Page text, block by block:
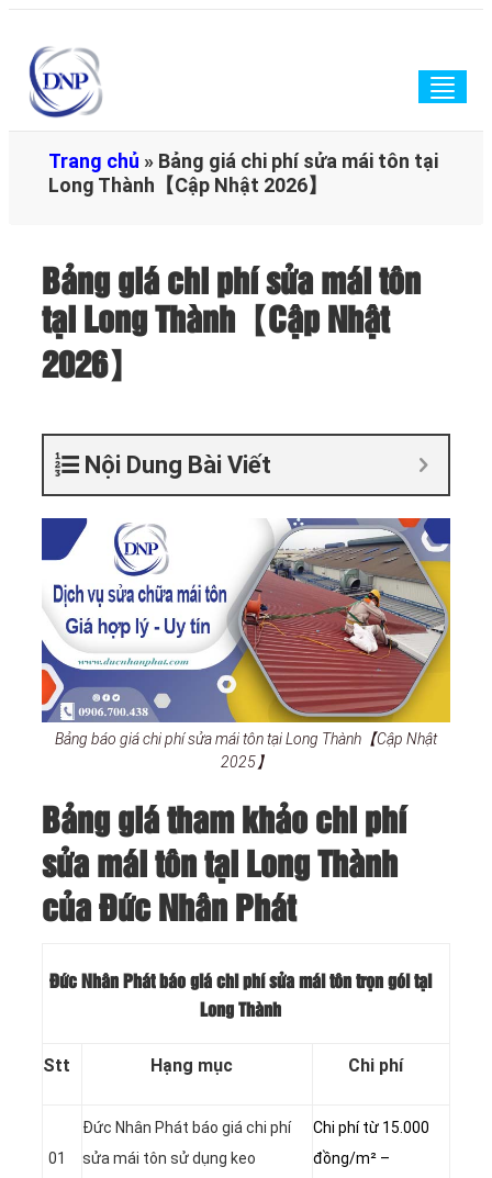
Trang chủ » Bảng giá chi phí sửa mái tôn tại
Long Thành【Cập Nhật 2026】
Bảng giá chi phí sửa mái tôn
tại Long Thành【Cập Nhật
2026】
Nội Dung Bài Viết
Bảng báo giá chi phí sửa mái tôn tại Long Thành【Cập Nhật
2025】
Bảng giá tham khảo chi phí
sửa mái tôn tại Long Thành
của Đức Nhân Phát
Đức Nhân Phát báo giá chi phí sửa mái tôn trọn gói tại
Long Thành
Stt Hạng mục Chi phí
01
Đức Nhân Phát báo giá chi phí
sửa mái tôn sử dụng keo
Chi phí từ 15.000
đồng/m² –